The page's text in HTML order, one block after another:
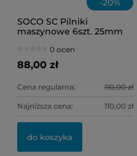
-20%
SOCO SC Pilniki
maszynowe 6szt. 25mm
0 ocen
88,00 zł
Cena regularna: 110,00 zł
Najniższa cena: 110,00 zł
do koszyka